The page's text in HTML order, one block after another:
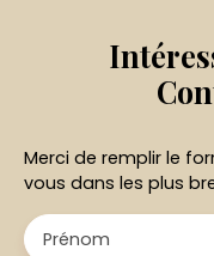
Merci de remplir le
vous dans les plus
Prénom